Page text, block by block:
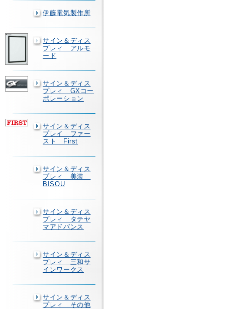
伊藤電気製作所
サイン＆ディス
プレィ アルモ
ード
サイン＆ディス
プレィ GXコー
ポレーション
サイン＆ディス
プレイ ファー
スト First
サイン＆ディス
プレィ 美装
BISOU
サイン＆ディス
プレィ タテヤ
マアドバンス
サイン＆ディス
プレィ 三和サ
インワークス
サイン＆ディス
プレィ その他